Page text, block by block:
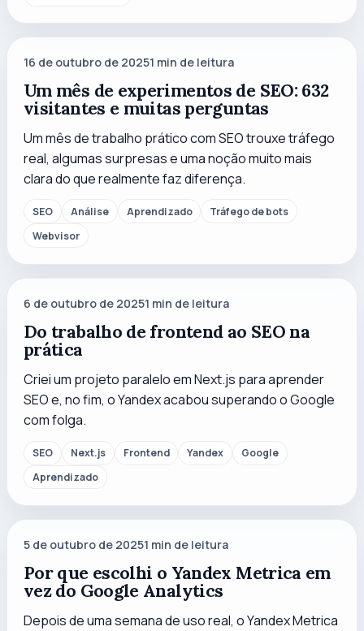
16 de outubro de 20251 min de leitura
Um mês de experimentos de SEO: 632
visitantes e muitas perguntas
Um mês de trabalho prático com SEO trouxe tráfego
real, algumas surpresas e uma noção muito mais
clara do que realmente faz diferença.
SEO Análise Aprendizado
Tráfego de bots
Webvisor
6 de outubro de 20251 min de leitura
Do trabalho de frontend ao SEO na
prática
Criei um projeto paralelo em Next.js para aprender
SEO e, no fim, o Yandex acabou superando o Google
com folga.
SEO Next.js Frontend Yandex
Google
Aprendizado
5 de outubro de 20251 min de leitura
Por que escolhi o Yandex Metrica em
vez do Google Analytics
Depois de uma semana de uso real, o Yandex Metrica